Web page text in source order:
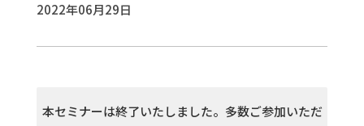
2022年06月29日
本セミナーは終了いたしました。多数ご参加いただ